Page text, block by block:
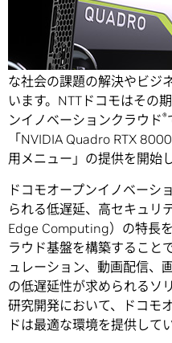
第5世代移動通信システム
な社会の課題の解決やビジ
います。 NTTドコモはその
ンイノベーションクラウド®
「NVIDIA Quadro RTX
用メニュー」の提供を開始
ドコモオープンイノベーシ
られる低遅延、高セキュリ
Edge Computing）の特長
ラウド基盤を構築すること
ュレーション、動画配信、
の低遅延性が求められるソ
研究開発において、ドコモ
ドは最適な環境を提供してい